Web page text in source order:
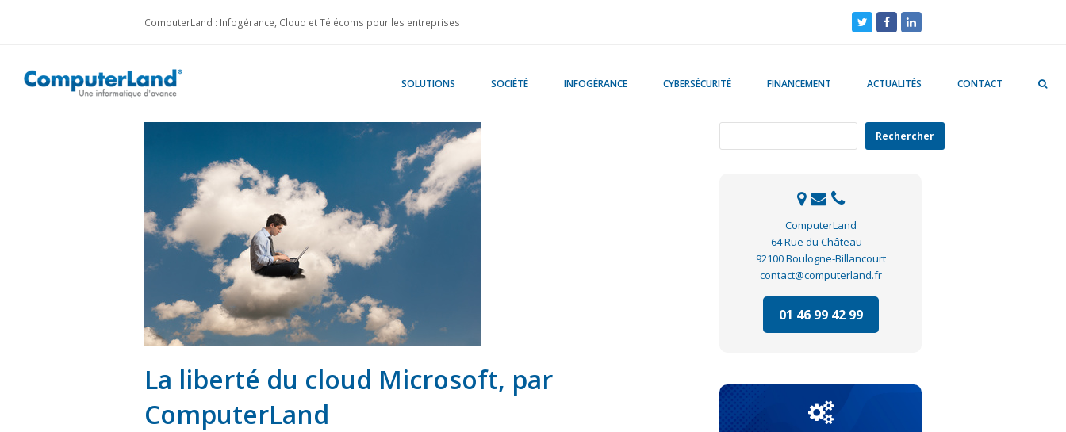
ComputerLand : Infogérance, Cloud et Télécoms pour les entreprises TwitterFacebookLinkedIn
SOLUTIONS SOCIÉTÉ INFOGÉRANCE CYBERSÉCURITÉ FINANCEMENT ACTUALITÉS CONTACT
La liberté du cloud Microsoft, par
ComputerLand
Rechercher
ComputerLand
64 Rue du Château –
92100 Boulogne-Billancourt
contact@computerland.fr
01 46 99 42 99